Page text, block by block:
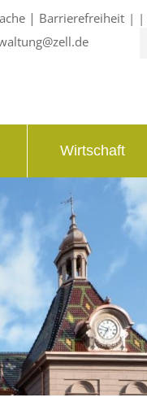
| Barrierefreiheit
Wirtschaft